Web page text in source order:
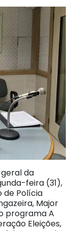
da
feira (31),
de Polícia
Major
programa A
Eleições,